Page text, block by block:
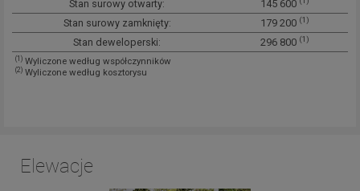
Stan surowy otwarty: 145 600
Stan surowy zamknięty: 179 200 (1)
Stan deweloperski: 296 800 (1)
(1) Wyliczone według współczynników
(2) Wyliczone według kosztorysu
Elewacje